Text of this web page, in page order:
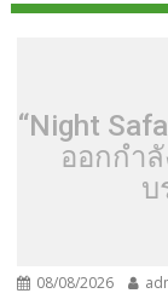
“Night
ออกกำ
บ
08/08/2026